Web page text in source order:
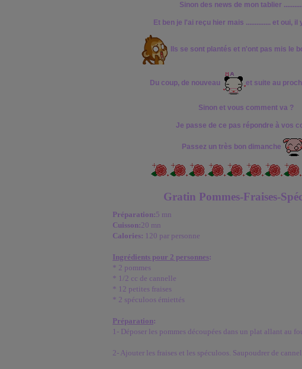
Sinon des news de mon tablier
Et ben je l'ai reçu hier mais .............. et oui, il
Ils se sont plantés et n'ont pas mis le
Du coup, de nouveau et suite au
Sinon et vous comment va ?
Je passe de ce pas répondre à vos
Passez un très bon dimanche
Gratin Pommes-Fraises-
Préparation:5 mn
Cuisson:20 mn
Calories: 120 par personne
Ingrédients pour 2 personnes:
* 2 pommes
* 1/2 cc de cannelle
* 12 petites fraises
* 2 spéculoos émiettés
Préparation:
1- Déposer les pommes découpées dans un plat allant au
2- Ajouter les fraises et les spéculoos. Saupoudrer de